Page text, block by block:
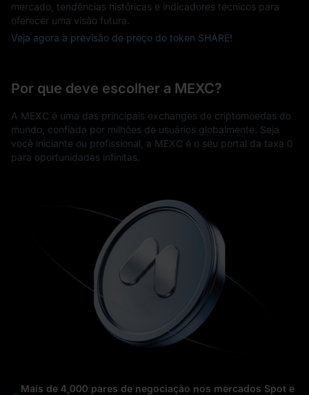
mercado, tendências históricas e indicadores técnicos para
oferecer uma visão futura.
Veja agora a previsão de preço do token SHARE!
Por que deve escolher a MEXC?
A MEXC é uma das principais exchanges de criptomoedas do
mundo, confiada por milhões de usuários globalmente. Seja
você iniciante ou profissional, a MEXC é o seu portal da taxa 0
para oportunidades infinitas.
Mais de 4,000 pares de negociação nos mercados Spot e